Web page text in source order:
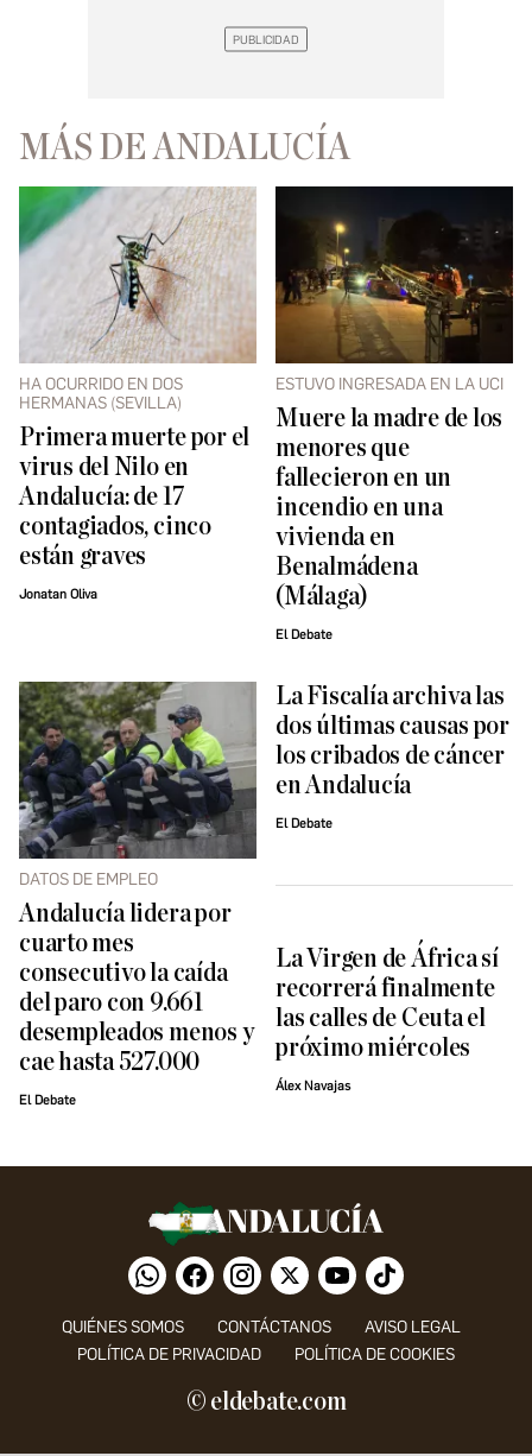
MÁS DE ANDALUCÍA
HA OCURRIDO EN DOS
HERMANAS (SEVILLA)
Primera muerte por el
virus del Nilo en
Andalucía: de 17
contagiados, cinco
están graves
Jonatan Oliva
ESTUVO INGRESADA EN LA UCI
Muere la madre de los
menores que
fallecieron en un
incendio en una
vivienda en
Benalmádena
(Málaga)
El Debate
DATOS DE EMPLEO
Andalucía lidera por
cuarto mes
consecutivo la caída
del paro con 9.661
desempleados menos y
cae hasta 527.000
El Debate
La Fiscalía archiva las
dos últimas causas por
los cribados de cáncer
en Andalucía
El Debate
La Virgen de África sí
recorrerá finalmente
las calles de Ceuta el
próximo miércoles
Álex Navajas
QUIÉNES SOMOS CONTÁCTANOS
AVISO LEGAL
POLÍTICA DE PRIVACIDAD
POLÍTICA DE COOKIES
© eldebate.com